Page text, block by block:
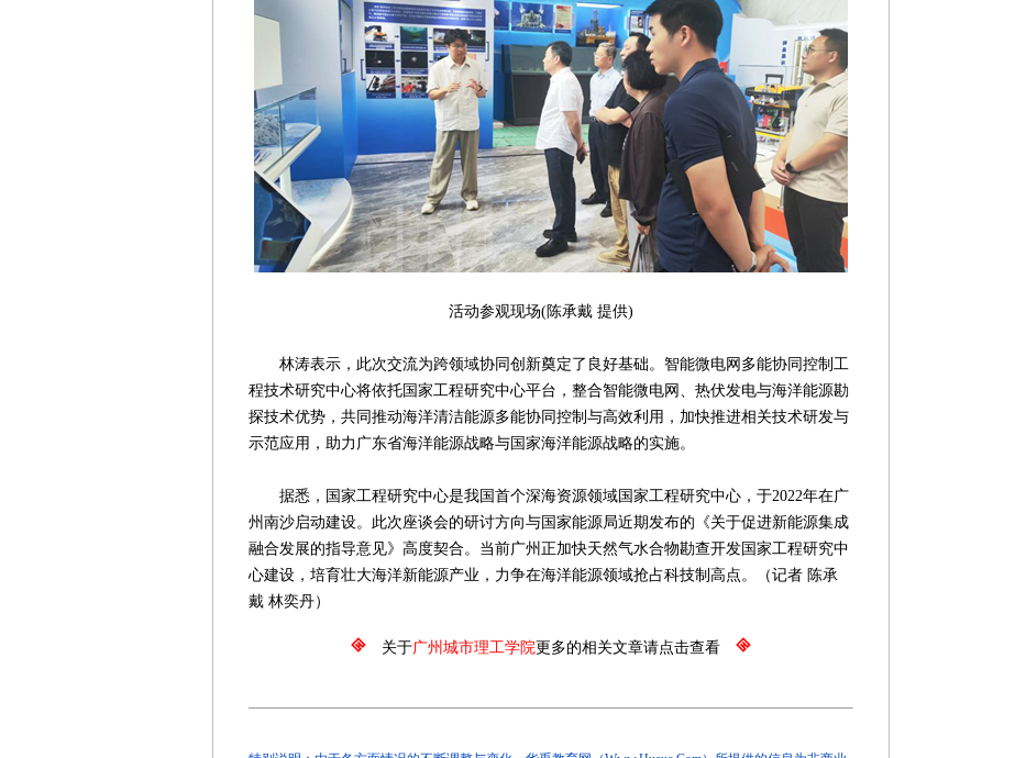
活动参观现场(陈承戴 提供)
林涛表示，此次交流为跨领域协同创新奠定了良好基础。智能微电网多能协同控制工
程技术研究中心将依托国家工程研究中心平台，整合智能微电网、热伏发电与海洋能源勘
探技术优势，共同推动海洋清洁能源多能协同控制与高效利用，加快推进相关技术研发与
示范应用，助力广东省海洋能源战略与国家海洋能源战略的实施。
据悉，国家工程研究中心是我国首个深海资源领域国家工程研究中心，于2022年在广
州南沙启动建设。此次座谈会的研讨方向与国家能源局近期发布的《关于促进新能源集成
融合发展的指导意见》高度契合。当前广州正加快天然气水合物勘查开发国家工程研究中
心建设，培育壮大海洋新能源产业，力争在海洋能源领域抢占科技制高点。（记者 陈承
戴 林奕丹）
关于广州城市理工学院更多的相关文章请点击查看